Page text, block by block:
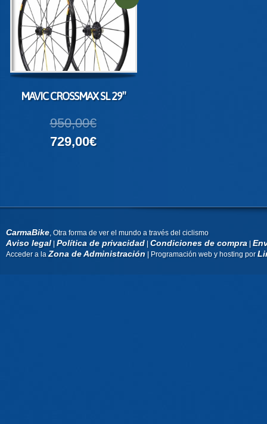
MAVIC CROSSMAX SL 29″
950,00€
729,00€
CarmaBike, Otra forma de ver el mundo a través del ciclismo
Aviso legal|Política de privacidad|Condiciones de compra|
Acceder a la Zona de Administración| Programación web y hosting por